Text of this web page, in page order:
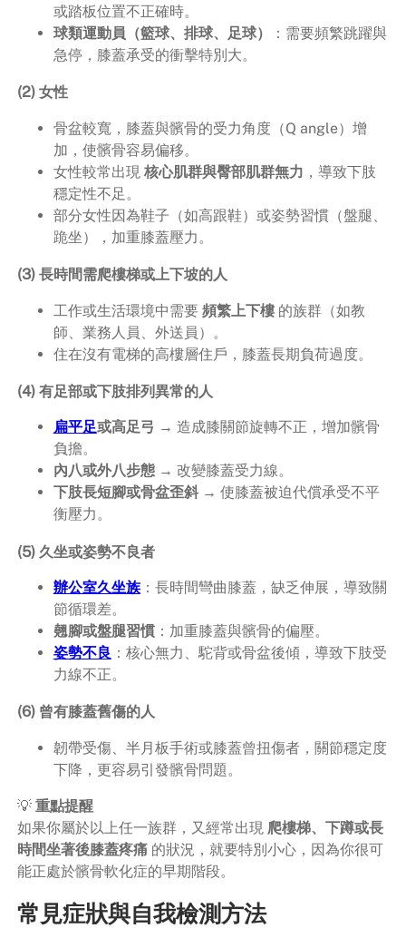
或踏板位置不正確時。
球類運動員（籃球、排球、足球）
：需要頻繁跳躍與
急停，膝蓋承受的衝擊特別大。
(2) 女性
骨盆較寬，膝蓋與髕骨的受力角度（Q angle）增
加，使髕骨容易偏移。
女性較常出現 核心肌群與臀部肌群無力 ，導致下肢
穩定性不足。
部分女性因為鞋子（如高跟鞋）或姿勢習慣（盤腿、
跪坐），加重膝蓋壓力。
(3) 長時間需爬樓梯或上下坡的人
工作或生活環境中需要 頻繁上下樓的族群（如教
師、業務人員、外送員）。
住在沒有電梯的高樓層住戶，膝蓋長期負荷過度。
(4) 有足部或下肢排列異常的人
扁平足或高足弓 → 造成膝關節旋轉不正，增加髕骨
負擔。
內八或外八步態→ 改變膝蓋受力線。
下肢長短腳或骨盆歪斜→ 使膝蓋被迫代償承受不平
衡壓力。
(5) 久坐或姿勢不良者
辦公室久坐族：長時間彎曲膝蓋，缺乏伸展，導致關
節循環差。
翹腳或盤腿習慣：加重膝蓋與髕骨的偏壓。
姿勢不良 ：核心無力、駝背或骨盆後傾，導致下肢受
力線不正。
(6) 曾有膝蓋舊傷的人
韌帶受傷、半月板手術或膝蓋曾扭傷者，關節穩定度
下降，更容易引發髕骨問題。
💡 重點提醒
如果你屬於以上任一族群，又經常出現 爬樓梯、下蹲或長
時間坐著後膝蓋疼痛的狀況，就要特別小心，因為你很可
能正處於髕骨軟化症的早期階段。
常見症狀與自我檢測方法